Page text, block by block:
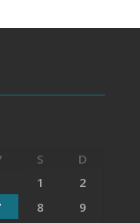
S
D
1
2
8
9